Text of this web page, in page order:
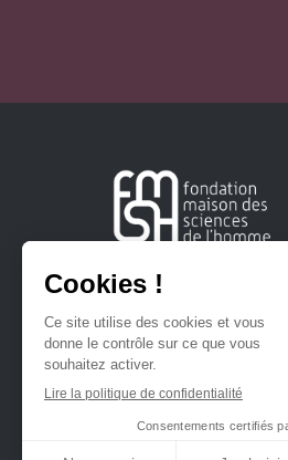
Créée en 1963, la
soutient la recherche et
sciences humaines et